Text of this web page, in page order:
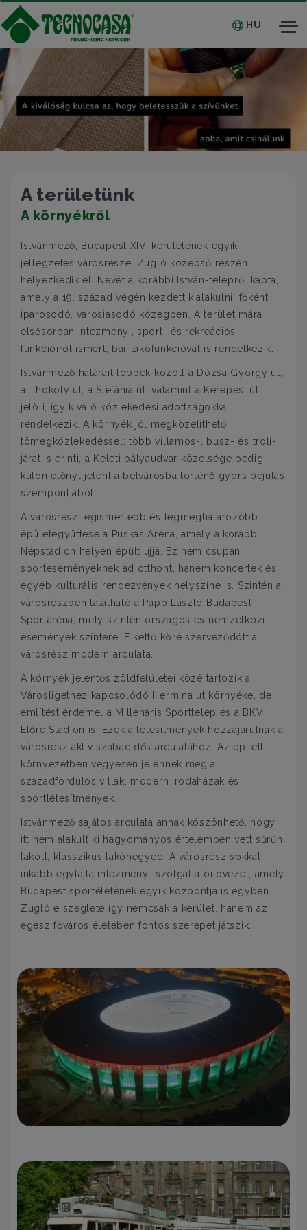
HU
A területünk
A környékről
Istvánmező, Budapest XIV. kerületének egyik
jellegzetes városrésze, Zugló középső részén
helyezkedik el. Nevét a korábbi István-telepről kapta,
amely a 19. század végén kezdett kialakulni, főként
iparosodó, városiasodó közegben. A terület mára
elsősorban intézményi, sport- és rekreációs
funkcióiról ismert, bár lakófunkcióval is rendelkezik.
Istvánmező határait többek között a Dózsa György út,
a Thököly út, a Stefánia út, valamint a Kerepesi út
jelöli, így kiváló közlekedési adottságokkal
rendelkezik. A környék jól megközelíthető
tömegközlekedéssel: több villamos-, busz- és troli­
járat is érinti, a Keleti pályaudvar közelsége pedig
külön előnyt jelent a belvárosba történő gyors bejutás
szempontjából.
A városrész legismertebb és legmeghatározóbb
épületegyüttese a Puskás Aréna, amely a korábbi
Népstadion helyén épült újjá. Ez nem csupán
sporteseményeknek ad otthont, hanem koncertek és
egyéb kulturális rendezvények helyszíne is. Szintén a
városrészben található a Papp László Budapest
Sportaréna, mely szintén országos és nemzetközi
események színtere. E kettő köré szerveződött a
városrész modern arculata.
A környék jelentős zöldfelületei közé tartozik a
Városligethez kapcsolódó Hermina út környéke, de
említést érdemel a Millenáris Sporttelep és a BKV
Előre Stadion is. Ezek a létesítmények hozzájárulnak a
városrész aktív szabadidős arculatához. Az épített
környezetben vegyesen jelennek meg a
századfordulós villák, modern irodaházak és
sportlétesítmények.
Istvánmező sajátos arculata annak köszönhető, hogy
itt nem alakult ki hagyományos értelemben vett sűrűn
lakott, klasszikus lakónegyed. A városrész sokkal
inkább egyfajta intézményi-szolgáltatói övezet, amely
Budapest sportéletének egyik központja is egyben.
Zugló e szeglete így nemcsak a kerület, hanem az
egész főváros életében fontos szerepet játszik.